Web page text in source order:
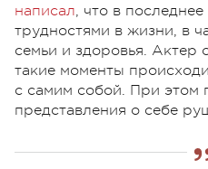
написал, что в
трудностями в жизни, в
семьи и здоровья. Актер
такие моменты
с самим собой. При этом
представления о себе